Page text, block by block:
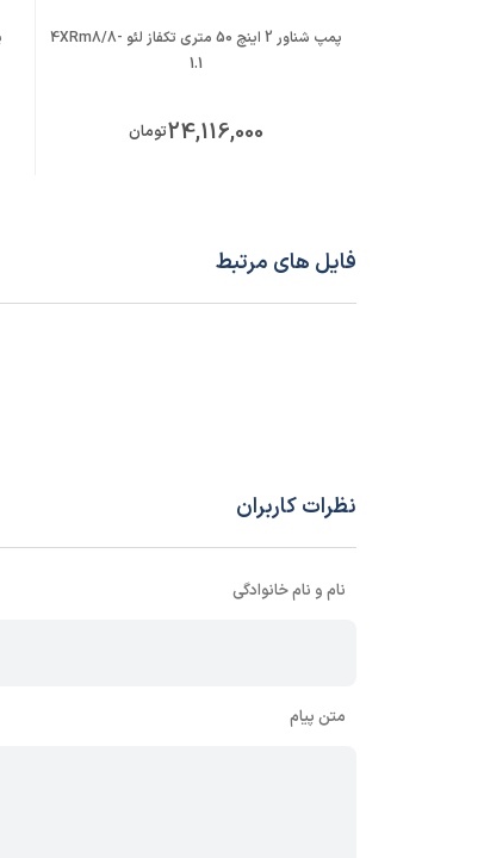
نوع پروانه
شرایط گارانتی
پمپ شناور 2 اینچ 50 متری تکفاز لئو 4XRm8/8-
1.1
24,116,000تومان
فایل های مرتبط
نظرات کاربران
نام و نام خانوادگی
متن پیام